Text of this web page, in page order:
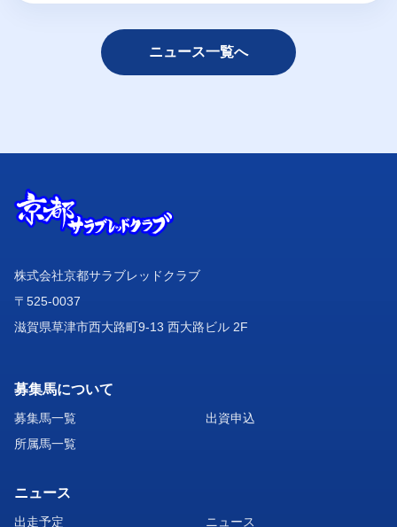
ニュース一覧へ
株式会社京都サラブレッドクラブ
〒525-0037
滋賀県草津市西大路町9-13 西大路ビル 2F
募集馬について
募集馬一覧
出資申込
所属馬一覧
ニュース
出走予定 ニュース